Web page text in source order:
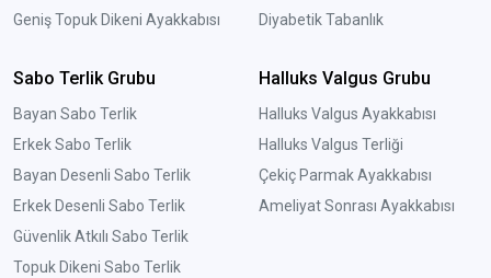
Geniş Topuk Dikeni Ayakkabısı
Diyabetik Tabanlık
Sabo Terlik Grubu
Bayan Sabo Terlik
Erkek Sabo Terlik
Bayan Desenli Sabo Terlik
Erkek Desenli Sabo Terlik
Güvenlik Atkılı Sabo Terlik
Topuk Dikeni Sabo Terlik
Halluks Valgus Grubu
Halluks Valgus Ayakkabısı
Halluks Valgus Terliği
Çekiç Parmak Ayakkabısı
Ameliyat Sonrası Ayakkabısı